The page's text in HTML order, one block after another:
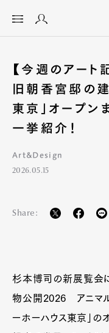
【今週のアー
旧朝香宮邸の
東京」オープン
一挙紹介！
Art&Design
2026.05.15
Share:
杉本博司の新展覧会
物公開2026 アニマル
ーホーハウス東京」の